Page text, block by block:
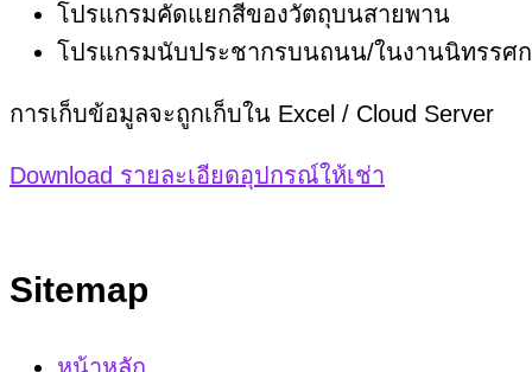
โปรแกรมคัดแยกสีของวัตถุบนสายพาน
โปรแกรมนับประชากรบนถนน/ในงานนิทรรศ
การเก็บข้อมูลจะถูกเก็บใน Excel / Cloud Server
Download รายละเอียดอุปกรณ์ให้เช่า
Sitemap